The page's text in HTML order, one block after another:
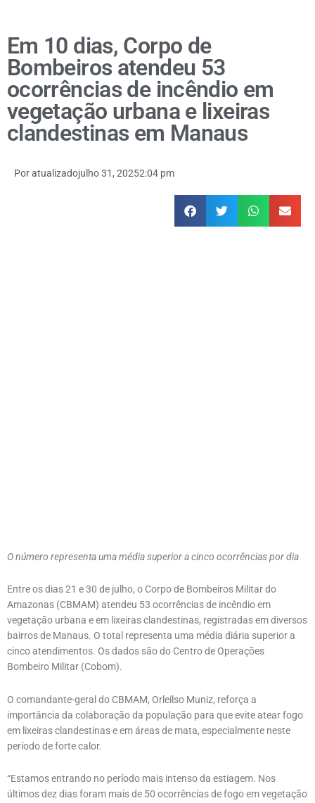
Em 10 dias, Corpo de
Bombeiros atendeu 53
ocorrências de incêndio em
vegetação urbana e lixeiras
clandestinas em Manaus
Poratualizadojulho 31, 20252:04 pm
O número representa uma média superior a cinco ocorrências por dia
Entre os dias 21 e 30 de julho, o Corpo de Bombeiros Militar do
Amazonas (CBMAM) atendeu 53 ocorrências de incêndio em
vegetação urbana e em lixeiras clandestinas, registradas em diversos
bairros de Manaus. O total representa uma média diária superior a
cinco atendimentos. Os dados são do Centro de Operações
Bombeiro Militar (Cobom).
O comandante-geral do CBMAM, Orleilso Muniz, reforça a
importância da colaboração da população para que evite atear fogo
em lixeiras clandestinas e em áreas de mata, especialmente neste
período de forte calor.
“Estamos entrando no período mais intenso da estiagem. Nos
últimos dez dias foram mais de 50 ocorrências de fogo em vegetação